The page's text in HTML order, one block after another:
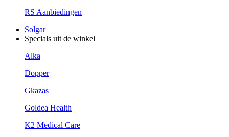
RS Aanbiedingen
Solgar
Specials uit de winkel
Alka
Dopper
Gkazas
Goldea Health
K2 Medical Care